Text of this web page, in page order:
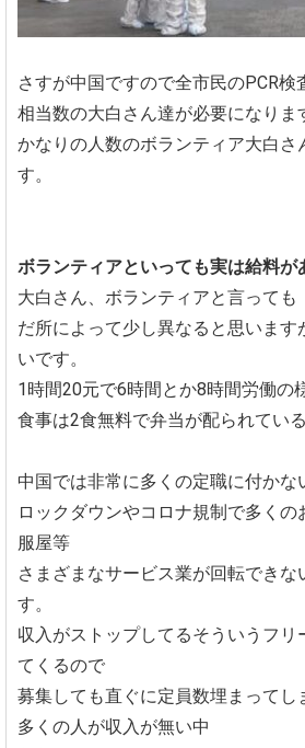
さすが中国ですので全市民のPCR検
相当数の大白さん達が必要になりま
かなりの人数のボランティア大白さ
す。
ボランティアといっても実は給料が
大白さん、ボランティアと言っても
だ所によって少し異なると思います
いです。
1時間20元で6時間とか8時間労働の
食事は2食無料で弁当が配られてい
中国では非常に多くの定職に付かな
ロックダウンやコロナ規制で多くの
服屋等
さまざまなサービス業が回転できな
す。
収入がストップしてるそういうフリ
てくるので
募集しても直ぐに定員数埋まってし
多くの人が収入が無い中